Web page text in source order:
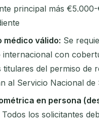
principal más
médico válido: Se
internacional con
titulares del permiso de
al Servicio Nacional de
en persona
Todos los solicitantes